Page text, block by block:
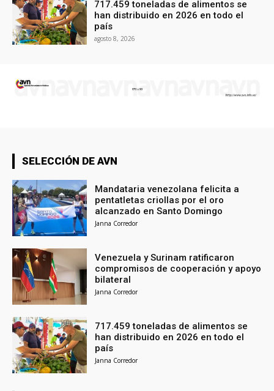
717.459 toneladas de alimentos se
han distribuido en 2026 en todo el
país
agosto 8, 2026
SELECCIÓN DE AVN
Mandataria venezolana felicita a
pentatletas criollas por el oro
alcanzado en Santo Domingo
Janna Corredor
Venezuela y Surinam ratificaron
compromisos de cooperación y apoyo
bilateral
Janna Corredor
717.459 toneladas de alimentos se
han distribuido en 2026 en todo el
país
Janna Corredor